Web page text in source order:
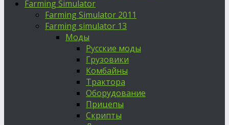
Farming Simulator
Farming Simulator 2011
Farming simulator 13
Моды
Русские моды
Грузовики
Комбайны
Трактора
Оборудование
Прицепы
Скрипты